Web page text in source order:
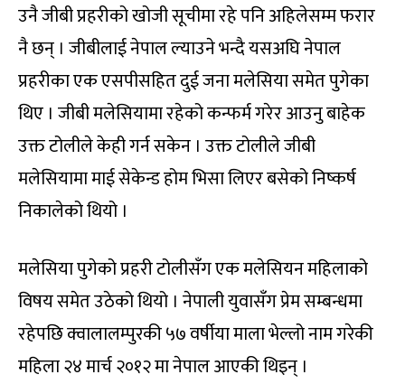
उनै जीबी प्रहरीको खोजी सूचीमा रहे पनि अहिलेसम्म फरार
नै छन् । जीबीलाई नेपाल ल्याउने भन्दै यसअघि नेपाल
प्रहरीका एक एसपीसहित दुई जना मलेसिया समेत पुगेका
थिए । जीबी मलेसियामा रहेको कन्फर्म गरेर आउनु बाहेक
उक्त टोलीले केही गर्न सकेन । उक्त टोलीले जीबी
मलेसियामा माई सेकेन्ड होम भिसा लिएर बसेको निष्कर्ष
निकालेको थियो ।
मलेसिया पुगेको प्रहरी टोलीसँग एक मलेसियन महिलाको
विषय समेत उठेको थियो । नेपाली युवासँग प्रेम सम्बन्धमा
रहेपछि क्वालालम्पुरकी ५७ वर्षीया माला भेल्लो नाम गरेकी
महिला २४ मार्च २०१२ मा नेपाल आएकी थिइन् ।